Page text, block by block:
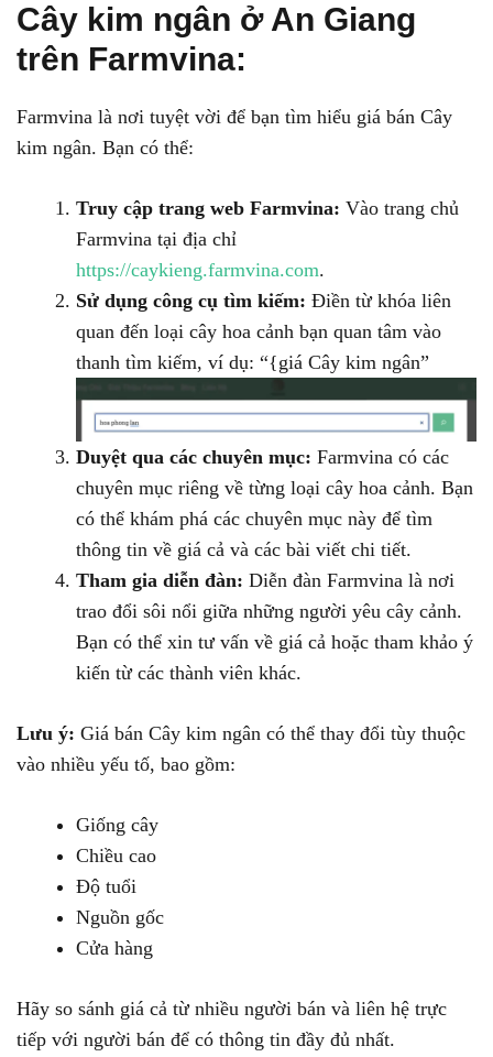
Cây kim ngân ở An Giang
trên Farmvina:
Farmvina là nơi tuyệt vời để bạn tìm hiểu giá bán Cây
kim ngân. Bạn có thể:
Truy cập trang web Farmvina: Vào trang chủ
Farmvina tại địa chỉ
https://caykieng.farmvina.com.
Sử dụng công cụ tìm kiếm: Điền từ khóa liên
quan đến loại cây hoa cảnh bạn quan tâm vào
thanh tìm kiếm, ví dụ: “{giá Cây kim ngân”
Duyệt qua các chuyên mục: Farmvina có các
chuyên mục riêng về từng loại cây hoa cảnh. Bạn
có thể khám phá các chuyên mục này để tìm
thông tin về giá cả và các bài viết chi tiết.
Tham gia diễn đàn: Diễn đàn Farmvina là nơi
trao đổi sôi nổi giữa những người yêu cây cảnh.
Bạn có thể xin tư vấn về giá cả hoặc tham khảo ý
kiến từ các thành viên khác.
Lưu ý: Giá bán Cây kim ngân có thể thay đổi tùy thuộc
vào nhiều yếu tố, bao gồm:
Giống cây
Chiều cao
Độ tuổi
Nguồn gốc
Cửa hàng
Hãy so sánh giá cả từ nhiều người bán và liên hệ trực
tiếp với người bán để có thông tin đầy đủ nhất.